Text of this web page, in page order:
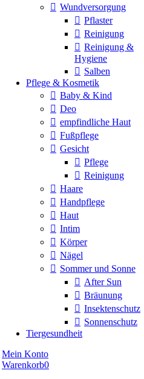
Wundversorgung
Pflaster
Reinigung
Reinigung &
Hygiene
Salben
Pflege & Kosmetik
Baby & Kind
Deo
empfindliche Haut
Fußpflege
Gesicht
Pflege
Reinigung
Haare
Handpflege
Haut
Intim
Körper
Nägel
Sommer und Sonne
After Sun
Bräunung
Insektenschutz
Sonnenschutz
Tiergesundheit
Mein Konto
Warenkorb0